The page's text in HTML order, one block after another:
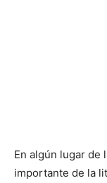
En algún lugar de
importante de la